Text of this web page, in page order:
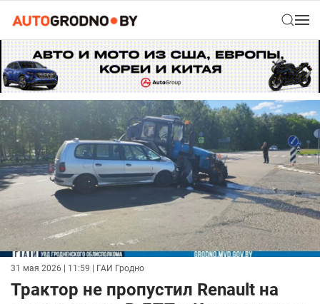
31 мая 2026 | 11:59 | ГАИ Гродно
Трактор не пропустил Renault на